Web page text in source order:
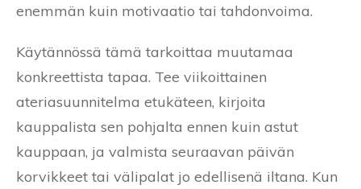
enemmän kuin motivaatio tai tahdonvoima.
Käytännössä tämä tarkoittaa muutamaa
konkreettista tapaa. Tee viikoittainen
ateriasuunnitelma etukäteen, kirjoita
kauppalista sen pohjalta ennen kuin astut
kauppaan, ja valmista seuraavan päivän
korvikkeet tai välipalat jo edellisenä iltana. Kun